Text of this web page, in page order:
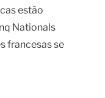
estão
Nationals
francesas se